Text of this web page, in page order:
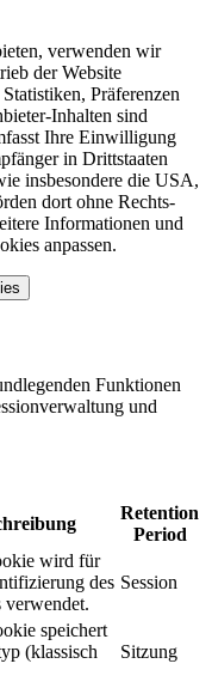
verwenden wir
der Website
Präferenzen
Inhalten sind
Ihre Einwilligung
in Drittstaaten
insbesondere die USA,
dort ohne Rechts­
Informationen und
anpassen.
Funktionen
und
Retention
Period
wird für
des
verwendet.
Session
speichert
(klassisch
Sitzung